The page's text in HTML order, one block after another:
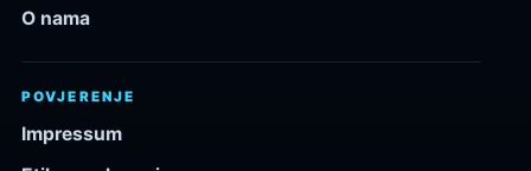
O nama
POVJERENJE
Impressum